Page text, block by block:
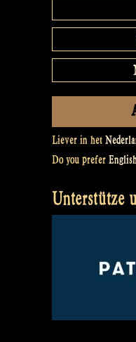
Liever in het
Do you prefer English
Unterstütze